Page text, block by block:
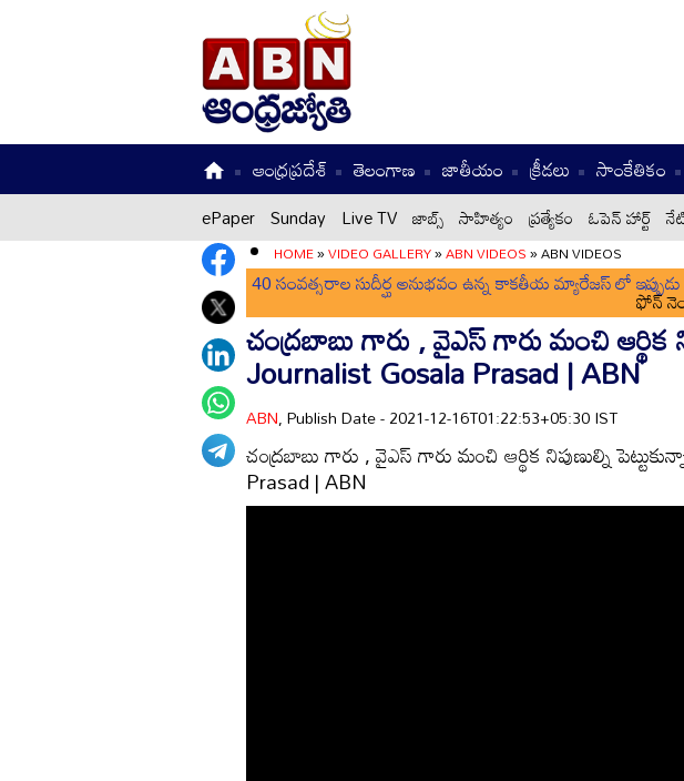
ఆంధ్రప్రదేశ్ తెలంగాణ జాతీయం క్రీడలు సాంకేతికం
ePaper Sunday Live TV జాబ్స్ సాహిత్యం ప్రత్యేకం ఓపెన్ హార్ట్
HOME»VIDEO GALLERY»ABN VIDEOS»ABN VIDEOS
40 సంవత్సరాల సుదీర్ఘ అనుభవం ఉన్న కాకతీయ మ్యారేజస్ లో
ఫోన్
చంద్రబాబు గారు , వైఎస్ గారు మంచి ఆర్థిక
Journalist Gosala Prasad | ABN
ABN, Publish Date - 2021-12-16T01:22:53+05:30 IST
చంద్రబాబు గారు , వైఎస్ గారు మంచి ఆర్థిక నిపుణుల్ని
Prasad | ABN